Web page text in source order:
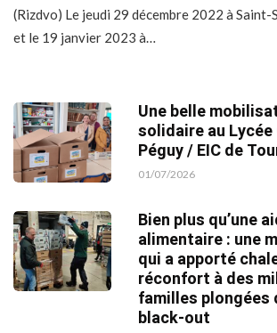
(Rizdvo) Le jeudi 29 décembre 2022 à
et le 19 janvier 2023 à…
Une belle
solidaire au Lycée
Péguy / EIC de
01/07/2026
Bien plus qu’une
alimentaire : une
qui a apporté
réconfort à des
familles plongées
black-out